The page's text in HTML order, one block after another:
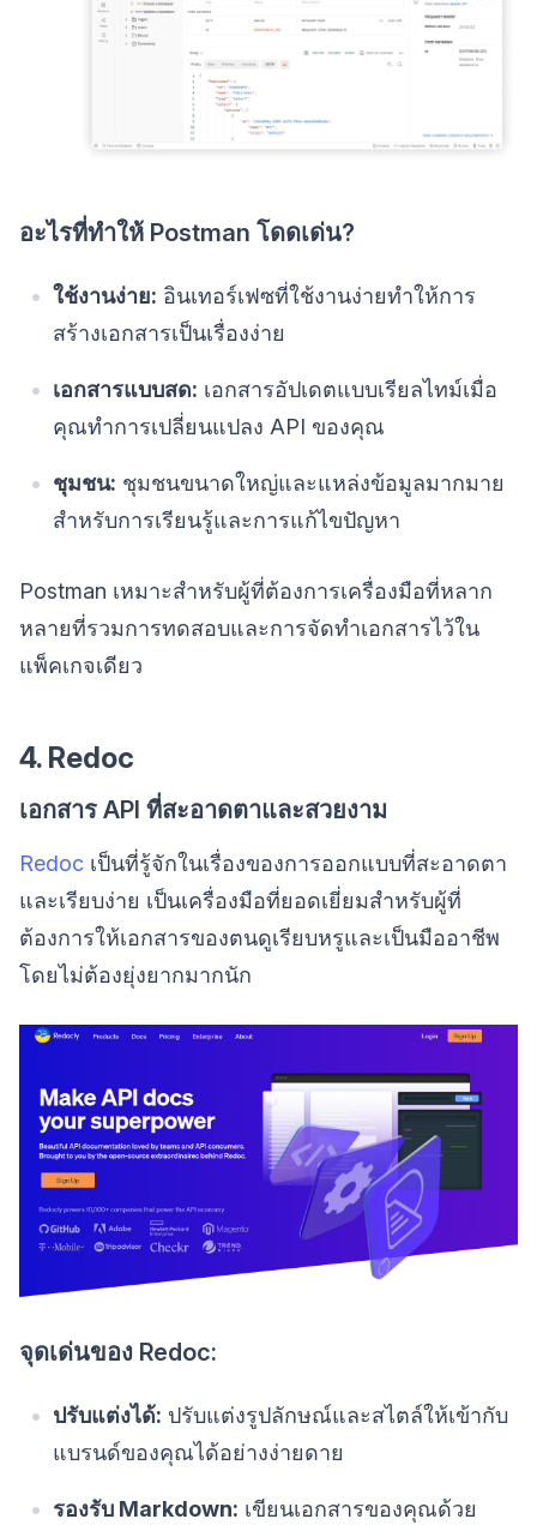
อะไรที่ทำให้ Postman โดดเด่น?
ใช้งานง่าย: อินเทอร์เฟซที่ใช้งานง่ายทำให้การ
สร้างเอกสารเป็นเรื่องง่าย
เอกสารแบบสด: เอกสารอัปเดตแบบเรียลไทม์เมื่อ
คุณทำการเปลี่ยนแปลง API ของคุณ
ชุมชน: ชุมชนขนาดใหญ่และแหล่งข้อมูลมากมาย
สำหรับการเรียนรู้และการแก้ไขปัญหา
Postman เหมาะสำหรับผู้ที่ต้องการเครื่องมือที่หลาก
หลายที่รวมการทดสอบและการจัดทำเอกสารไว้ใน
แพ็คเกจเดียว
4. Redoc
เอกสาร API ที่สะอาดตาและสวยงาม
Redoc เป็นที่รู้จักในเรื่องของการออกแบบที่สะอาดตา
และเรียบง่าย เป็นเครื่องมือที่ยอดเยี่ยมสำหรับผู้ที่
ต้องการให้เอกสารของตนดูเรียบหรูและเป็นมืออาชีพ
โดยไม่ต้องยุ่งยากมากนัก
จุดเด่นของ Redoc:
ปรับแต่งได้: ปรับแต่งรูปลักษณ์และสไตล์ให้เข้ากับ
แบรนด์ของคุณได้อย่างง่ายดาย
รองรับ Markdown: เขียนเอกสารของคุณด้วย